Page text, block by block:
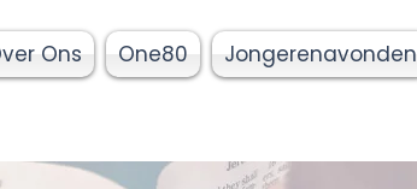
Ons One80 Jongerenavonden